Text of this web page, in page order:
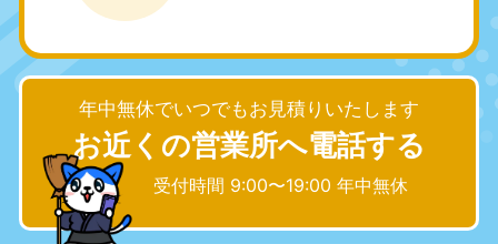
年中無休でいつでもお見積りいたします
お近くの営業所へ電話する
受付時間 9:00〜19:00 年中無休
福岡県
050-1880-9895
9:00〜19:00 年中無休
佐賀県
050-1880-9894
9:00〜19:00 年中無休
長崎県
050-1880-9891
9:00〜19:00 年中無休
鹿児島県
050-1880-9889
9:00〜19:00 年中無休